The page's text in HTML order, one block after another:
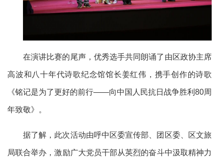
在演讲比赛的尾声，优秀选手共同朗诵了由区政协主席
高波和八十年代诗歌纪念馆馆长姜红伟，携手创作的诗歌
《铭记是为了更好的前行——向中国人民抗日战争胜利80周
年致敬》。
据了解，此次活动由呼中区委宣传部、团区委、区文旅
局联合举办，激励广大党员干部从英烈的奋斗中汲取精神力